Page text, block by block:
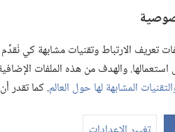
تعريف الارتباط وتقنيات مشابهة كي
والهدف من هذه الملفات
المشابهة لها حول العالم. كما تقدر
المقدس
of Pennsylvania